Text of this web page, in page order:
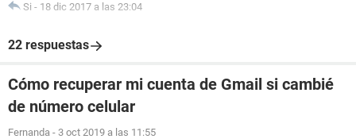
Si - 18 dic 2017 a las 23:04
22 respuestas
Cómo recuperar mi cuenta de Gmail si cambié
de número celular
Fernanda - 3 oct 2019 a las 11:55